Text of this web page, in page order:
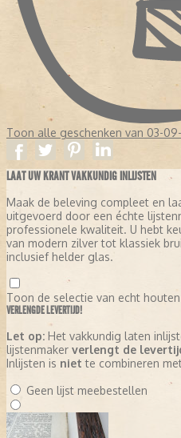
Toon alle geschenken van 03-09-
LAAT UW KRANT VAKKUNDIG INLIJSTEN
Maak de beleving compleet en
uitgevoerd door een échte
professionele kwaliteit. U hebt
van modern zilver tot klassiek
inclusief helder glas.
Toon de selectie van echt
VERLENGDE LEVERTIJD!
Let op: Het vakkundig laten
lijstenmaker verlengt de
Inlijsten is niet te combineren
Geen lijst meebestellen